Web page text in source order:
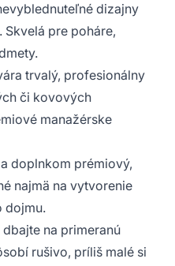
dizajny
pre poháre,
trvalý, profesionálny
či kovových
manažérske
doplnkom prémiový,
najmä na vytvorenie
dojmu.
na primeranú
rušivo, príliš malé si